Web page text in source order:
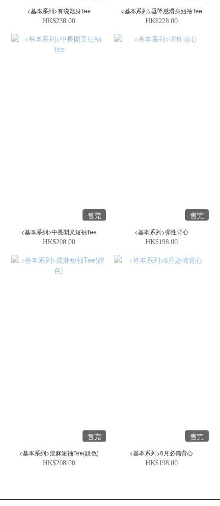
<基本系列>有袋鬆身Tee
HK$238.00
<基本系列>垂墜感滑身短袖Tee
HK$228.00
售完
<基本系列>中長開叉短袖Tee
HK$208.00
售完
<基本系列>彈性背心
HK$198.00
售完
<基本系列>混麻短袖Tee(靚色)
HK$208.00
售完
<基本系列>6月必備背心
HK$198.00